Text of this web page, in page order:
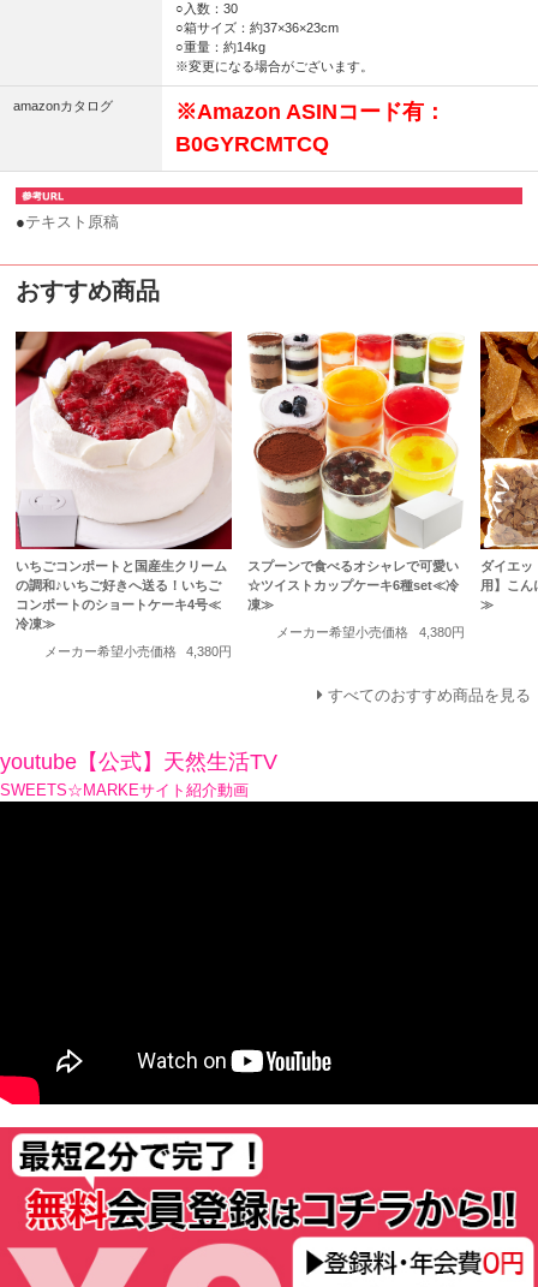
○入数：30
○箱サイズ：約37×36×23cm
○重量：約14kg
※変更になる場合がございます。
amazonカタログ
※Amazon ASINコード有：
B0GYRCMTCQ
●テキスト原稿
おすすめ商品
いちごコンポートと国産生クリーム
の調和♪いちご好きへ送る！いちご
コンポートのショートケーキ4号≪
冷凍≫
メーカー希望小売価格
4,380円
スプーンで食べるオシャレで可愛い
☆ツイストカップケーキ6種set≪冷
凍≫
メーカー希望小売価格
4,380円
ダイエッ
用】こ
≫
すべてのおすすめ商品を見る
youtube【公式】天然生活TV
SWEETS☆MARKEサイト紹介動画